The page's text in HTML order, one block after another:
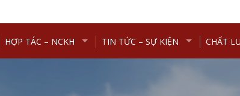
HỢP TÁC – NCKH TIN TỨC – SỰ KIỆN CHẤT